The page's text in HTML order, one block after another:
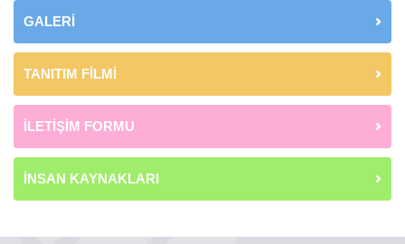
GALERİ
TANITIM FİLMİ
İLETİŞİM FORMU
İNSAN KAYNAKLARI